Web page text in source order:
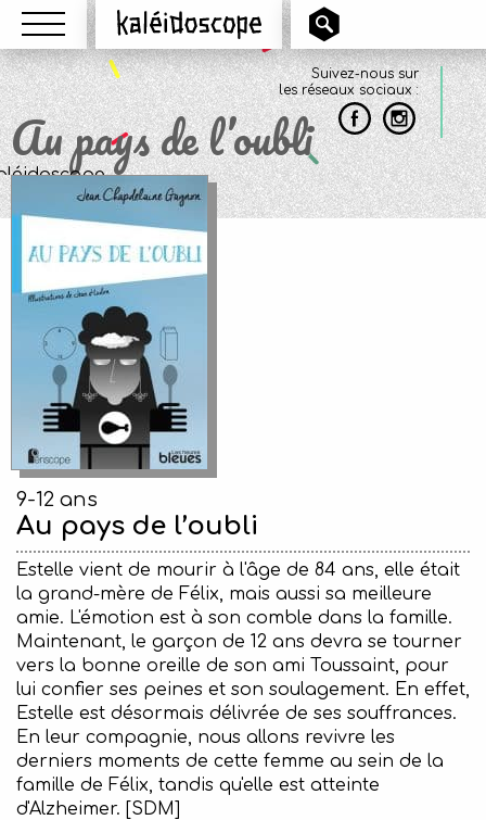
Menu Kaléidoscope
Suivez-nous sur
les réseaux sociaux :
Au pays de l’oubli
9-12 ans
Au pays de l’oubli
Estelle vient de mourir à l'âge de 84 ans, elle était
la grand-mère de Félix, mais aussi sa meilleure
amie. L'émotion est à son comble dans la famille.
Maintenant, le garçon de 12 ans devra se tourner
vers la bonne oreille de son ami Toussaint, pour
lui confier ses peines et son soulagement. En effet,
Estelle est désormais délivrée de ses souffrances.
En leur compagnie, nous allons revivre les
derniers moments de cette femme au sein de la
famille de Félix, tandis qu'elle est atteinte
d'Alzheimer. [SDM]